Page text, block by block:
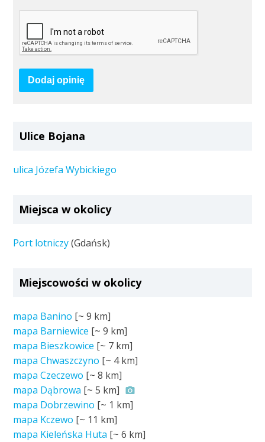
Dodaj opinię
Ulice Bojana
ulica Józefa Wybickiego
Miejsca w okolicy
Port lotniczy(Gdańsk)
Miejscowości w okolicy
mapa Banino [~9 km]
mapa Barniewice [~9 km]
mapa Bieszkowice [~ 7 km]
mapa Chwaszczyno [~ 4 km]
mapa Czeczewo [~8 km]
mapa Dąbrowa [~5 km]
mapa Dobrzewino [~ 1 km]
mapa Kczewo [~ 11 km]
mapa Kieleńska Huta [~6 km]